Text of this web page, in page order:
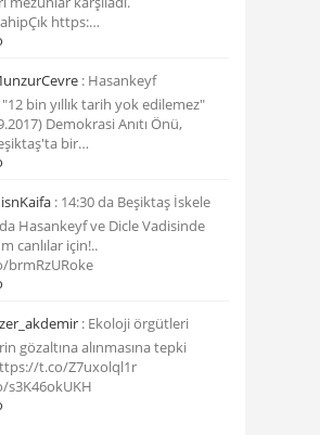
https:…
: Hasankeyf
bin yıllık tarih yok edilemez"
Demokrasi Anıtı Önü,
bir…
: 14:30 da Beşiktaş İskele
Hasankeyf ve Dicle Vadisinde
canlılar için!..
: Ekoloji örgütleri
gözaltına alınmasına tepki
t.co/Z7uxolql1r